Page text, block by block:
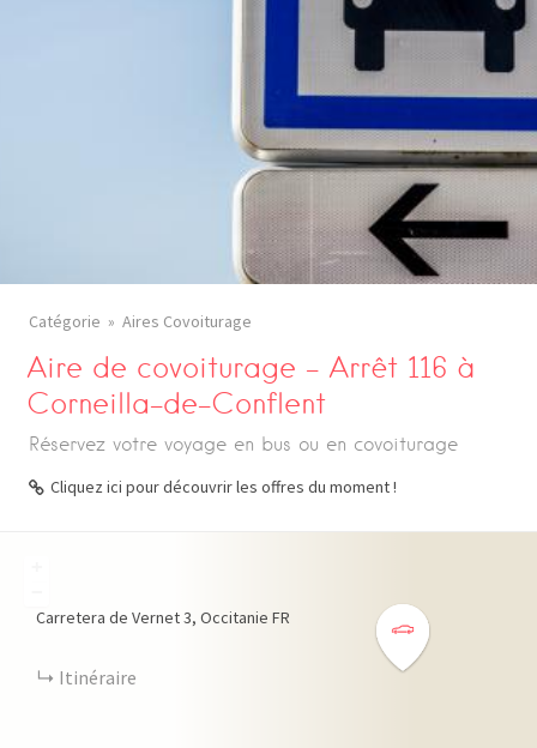
Catégorie Aires Covoiturage
Aire de covoiturage – Arrêt 116 à
Corneilla-de-Conflent
Réservez votre voyage en bus ou en covoiturage
Cliquez ici pour découvrir les offres du moment !
Carretera de Vernet3 Occitanie FR
Itinéraire